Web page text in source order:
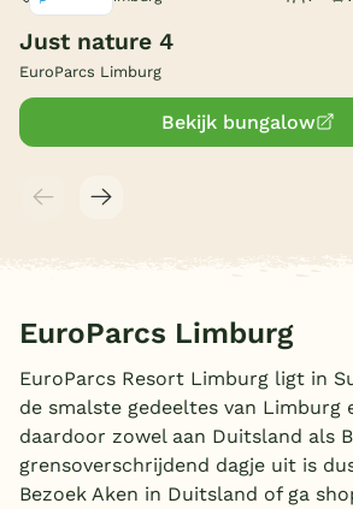
Just nature 4
EuroParcs Limburg
Bekijk bungalow
EuroParcs Limburg
EuroParcs Resort Limburg ligt in
de smalste gedeeltes van Limburg
daardoor zowel aan Duitsland als
grensoverschrijdend dagje uit is
Bezoek Aken in Duitsland of ga